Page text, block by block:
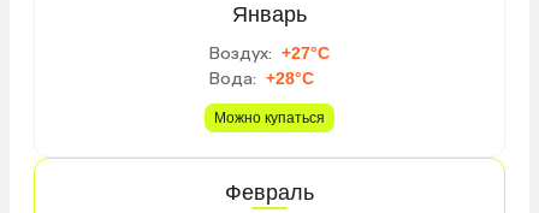
Январь
Воздух: +27°C
Вода: +28°C
Можно купаться
Февраль